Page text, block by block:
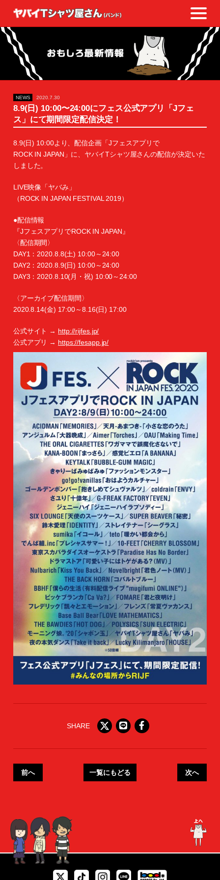
NEWS 2020.7.30
8.9(日) 10:00〜24:00にフェス公式アプリ「Jフェ
ス」にて期間限定配信決定！
8.9(日) 10:00より、配信企画「Jフェスアプリで
ROCK IN JAPAN」に、ヤバイTシャツ屋さんの配信が決定いた
しました。
LIVE映像「ヤバみ」
（ROCK IN JAPAN FESTIVAL 2019）
●配信情報
『JフェスアプリでROCK IN JAPAN』
〈配信期間〉
DAY1：2020.8.8(土) 10:00～24:00
DAY2：2020.8.9(日) 10:00～24:00
DAY3：2020.8.10(月・祝) 10:00～24:00
〈アーカイブ配信期間〉
2020.8.14(金) 17:00～8.16(日) 17:00
公式サイト → http://rijfes.jp/
公式アプリ → https://fesapp.jp/
SHARE
前へ 一覧にもどる 次へ